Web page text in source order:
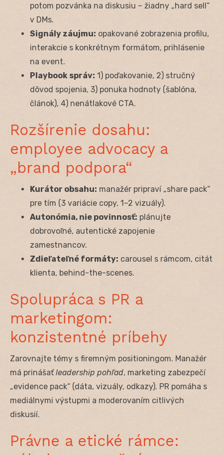
potom pozvánka na diskusiu – žiadny „hard sell“
v DMs.
Signály záujmu: opakované zobrazenia profilu,
interakcie s konkrétnym formátom, prihlásenie
na event.
Playbook správ: 1) poďakovanie, 2) stručný
dôvod spojenia, 3) ponuka hodnoty (šablóna,
článok), 4) nenátlakové CTA.
Rozšírenie dosahu:
employee advocacy a
„brand podpora“
Kurátor obsahu: manažér pripraví „share pack“
pre tím (3 variácie copy, 1–2 vizuály).
Autonómia, nie povinnosť: plánujte
dobrovoľné, autentické zapojenie
zamestnancov.
Zdieľateľné formáty: carousel s rámcom, citát
klienta, behind-the-scenes.
Spolupráca s PR a
marketingom:
konzistentné príbehy
Zarovnajte témy s firemným positioningom. Manažér
má prinášaťleadership pohľad, marketing zabezpečí
„evidence pack“ (dáta, vizuály, odkazy). PR pomáha s
mediálnymi výstupmi a moderovaním citlivých
diskusií.
Právne a etické rámce: